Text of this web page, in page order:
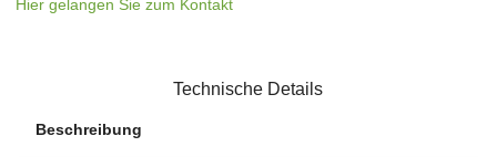
Hier gelangen Sie zum Kontakt
Technische Details
Beschreibung